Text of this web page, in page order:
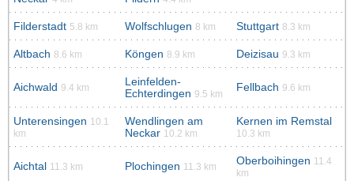
Filderstadt 5.8 km Wolfschlugen 8 km Stuttgart 8.3 km
Altbach 8.6 km Köngen 8.9 km Deizisau 9.3 km
Aichwald 9.4 km
Leinfelden-
Echterdingen 9.5 km
Fellbach 9.6 km
Unterensingen 10.1
km
Wendlingen am
Neckar 10.2 km
Kernen im Remstal
10.3 km
Aichtal 11.3 km Plochingen 11.3 km Oberboihingen 11.4
km